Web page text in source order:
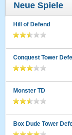
Neue Spiele
Hill of Defend
Conquest Tower
Monster TD
Box Dude Tower